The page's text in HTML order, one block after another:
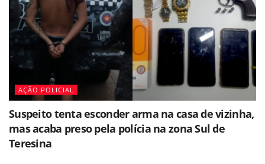
AÇÃO POLICIAL
Suspeito tenta esconder arma na casa de vizinha,
mas acaba preso pela polícia na zona Sul de
Teresina